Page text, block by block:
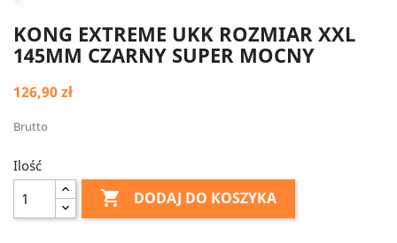
KONG EXTREME UKK ROZMIAR XXL
145MM CZARNY SUPER MOCNY
126,90 zł
Brutto
Ilość
 DODAJ DO KOSZYKA